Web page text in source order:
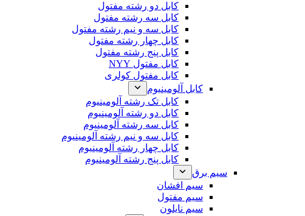
کابل دو رشته مفتول
کابل سه رشته مفتول
کابل سه و نیم رشته مفتول
کابل چهار رشته مفتول
کابل پنج رشته مفتول
کابل مفتول NYY
کابل مفتول کولری
کابل آلومینیوم
کابل تک رشته آلومینیوم
کابل دو رشته آلومینیوم
کابل سه رشته آلومینیوم
کابل سه و نیم رشته آلومینیوم
کابل چهار رشته آلومینیوم
کابل پنج رشته آلومینیوم
سیم برق
سیم افشان
سیم مفتول
سیم نایلون